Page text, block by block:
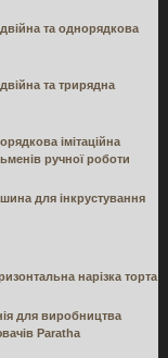
та однорядкова
та трирядна
імітаційна
ручної роботи
для інкрустування
нарізка торта
для виробництва
Paratha